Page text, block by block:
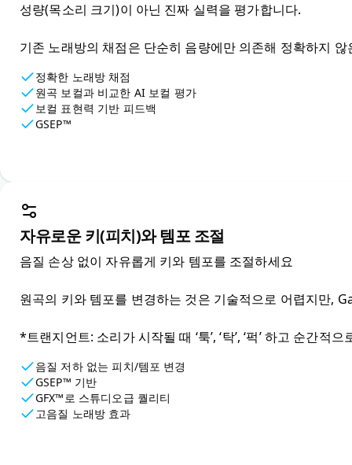
성량(목소리 크기)이 아닌 진짜 실력을 평가합니다.
기존 노래방의 채점은 단순히 음량에만 의존해 정확하지
정확한 노래방 채점
원곡 보컬과 비교한 AI 보컬 평가
보컬 표현력 기반 피드백
GSEP™
자유로운 키(피치)와 템포 조절
음질 손상 없이 자유롭게 키와 템포를 조절하세요
원곡의 키와 템포를 변경하는 것은 기술적으로 어렵지만,
*트랜지언트: 소리가 시작될 때 ‘툭’, ‘탁’, ‘퍽’ 하고 순간
음질 저하 없는 피치/템포 변경
GSEP™ 기반
GFX™로 스튜디오급 퀄리티
고음질 노래방 효과